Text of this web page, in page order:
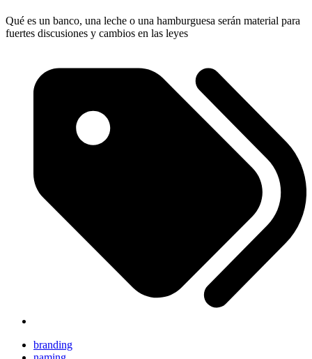
Qué es un banco, una leche o una hamburguesa serán material para
fuertes discusiones y cambios en las leyes
branding